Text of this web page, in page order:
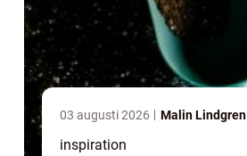
03 augusti 2026 Malin Lindgren
inspiration